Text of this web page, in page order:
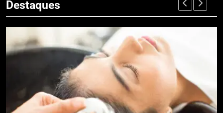
Destaques